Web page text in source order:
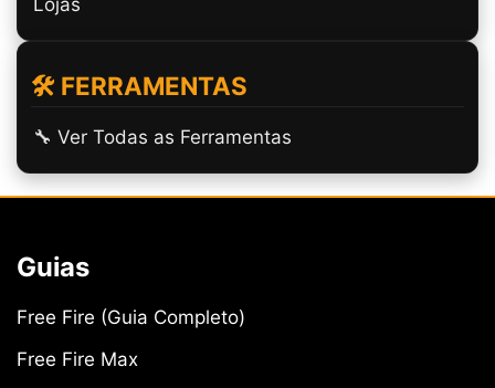
🛠️ FERRAMENTAS
🔧 Ver Todas as Ferramentas
Guias
Free Fire (Guia Completo)
Free Fire Max